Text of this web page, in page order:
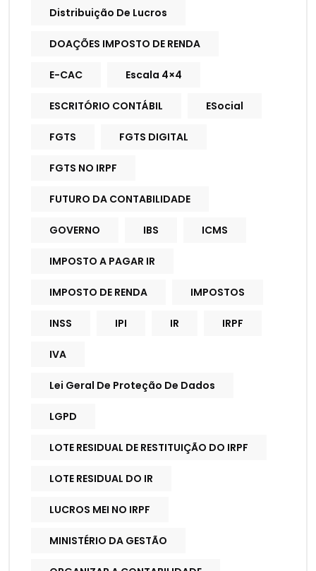
Distribuição De Lucros
DOAÇÕES IMPOSTO DE RENDA
E-CAC Escala 4×4
ESCRITÓRIO CONTÁBIL ESocial
FGTS FGTS DIGITAL
FGTS NO IRPF
FUTURO DA CONTABILIDADE
GOVERNO IBS ICMS
IMPOSTO A PAGAR IR
IMPOSTO DE RENDA IMPOSTOS
INSS IPI IR IRPF
IVA
Lei Geral De Proteção De Dados
LGPD
LOTE RESIDUAL DE RESTITUIÇÃO DO IRPF
LOTE RESIDUAL DO IR
LUCROS MEI NO IRPF
MINISTÉRIO DA GESTÃO